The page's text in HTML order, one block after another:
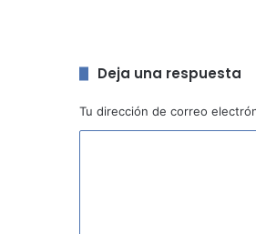
Deja una respuesta
Tu dirección de correo